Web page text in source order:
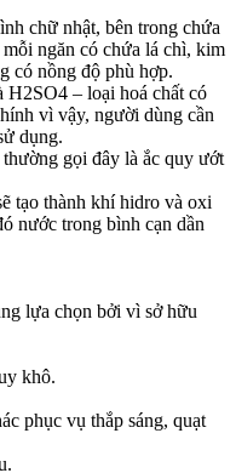
chữ nhật, bên trong chứa
ngăn có chứa lá chì, kim
có nồng độ phù hợp.
– loại hoá chất có
vì vậy, người dùng cần
dụng.
gọi đây là ắc quy ướt
tạo thành khí hidro và oxi
nước trong bình cạn dần
lựa chọn bởi vì sở hữu
khô.
phục vụ thắp sáng, quạt